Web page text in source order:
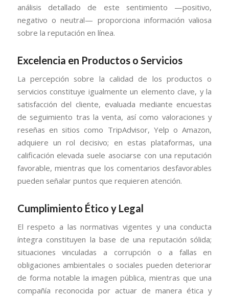
análisis detallado de este sentimiento —positivo,
negativo o neutral— proporciona información valiosa
sobre la reputación en línea.
Excelencia en Productos o Servicios
La percepción sobre la calidad de los productos o
servicios constituye igualmente un elemento clave, y la
satisfacción del cliente, evaluada mediante encuestas
de seguimiento tras la venta, así como valoraciones y
reseñas en sitios como TripAdvisor, Yelp o Amazon,
adquiere un rol decisivo; en estas plataformas, una
calificación elevada suele asociarse con una reputación
favorable, mientras que los comentarios desfavorables
pueden señalar puntos que requieren atención.
Cumplimiento Ético y Legal
El respeto a las normativas vigentes y una conducta
íntegra constituyen la base de una reputación sólida;
situaciones vinculadas a corrupción o a fallas en
obligaciones ambientales o sociales pueden deteriorar
de forma notable la imagen pública, mientras que una
compañía reconocida por actuar de manera ética y